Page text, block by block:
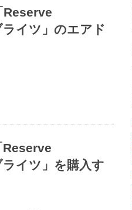
Reserve
イツ」のエアド
Reserve
イツ」を購入す